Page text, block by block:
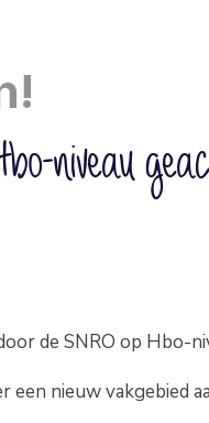
niveau
de SNRO op Hbo-
een nieuw vakgebied